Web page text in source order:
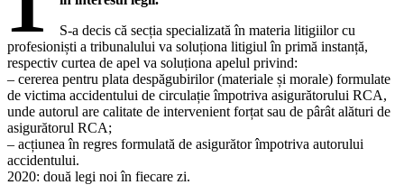
S-a decis că secția specializată în materia litigiilor cu
profesioniști a tribunalului va soluționa litigiul în primă instanță,
respectiv curtea de apel va soluționa apelul privind:
– cererea pentru plata despăgubirilor (materiale și morale) formulate
de victima accidentului de circulație împotriva asigurătorului RCA,
unde autorul are calitate de intervenient forțat sau de pârât alături de
asigurătorul RCA;
– acțiunea în regres formulată de asigurător împotriva autorului
accidentului.
2020: două legi noi în fiecare zi.